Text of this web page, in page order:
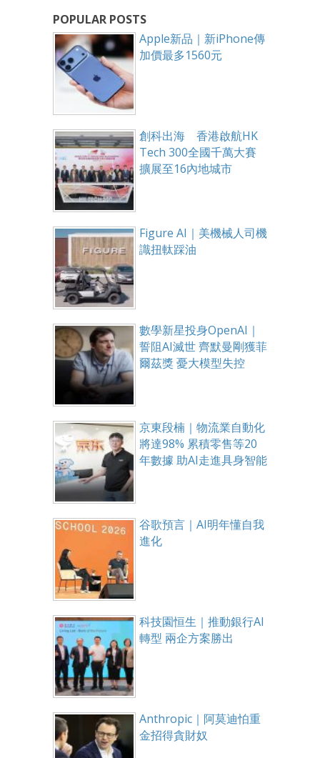
POPULAR POSTS
Apple新品｜新iPhone傳
加價最多1560元
創科出海 香港啟航HK
Tech 300全國千萬大賽
擴展至16內地城市
Figure AI｜美機械人司機
識扭軚踩油
數學新星投身OpenAI｜
誓阻AI滅世 齊默曼剛獲菲
爾茲獎 憂大模型失控
京東段楠｜物流業自動化
將達98% 累積零售等20
年數據 助AI走進具身智能
谷歌預言｜AI明年懂自我
進化
科技園恒生｜推動銀行AI
轉型 兩企方案勝出
Anthropic｜阿莫迪怕重
金招得貪財奴